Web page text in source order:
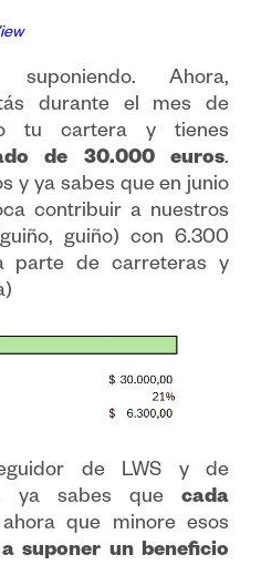
Ahora,
durante el mes de
tu cartera y tienes
de 30.000 euros.
y ya sabes que en junio
contribuir a nuestros
guiño) con 6.300
parte de carreteras y
de LWS y de
ya sabes quecada
que minore esos
suponer un beneficio